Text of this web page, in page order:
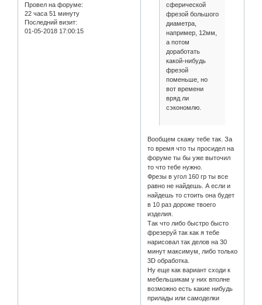
Провел на форуме:
22 часа 51 минуту
Последний визит:
01-05-2018 17:00:15
сферической
фрезой большого
диаметра,
например, 12мм,
а потом
доработать
какой-нибудь
фрезой
поменьше, но
вот времени
вряд ли
сэкономлю.
Вообщем скажу тебе так. За
то время что ты просидел на
форуме ты бы уже выточил
то что тебе нужно.
Фрезы в угол 160 гр ты все
равно не найдешь. А если и
найдешь то стоить она будет
в 10 раз дороже твоего
изделия.
Так что либо быстро бысто
фрезеруй так как я тебе
нарисовал так делов на 30
минут максимум, либо только
3D обработка.
Ну еще как вариант сходи к
мебельшикам у них вполне
возможно есть какие нибудь
прилады или самоделки